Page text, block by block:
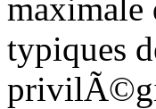
maximale
typiques